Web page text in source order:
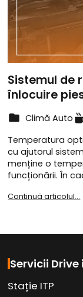
Sistemul de
înlocuire
Climă Auto
Temperatura
cu ajutorul
menține o
funcționării. În
Continuă articolul...
Servicii Drive
Stație ITP